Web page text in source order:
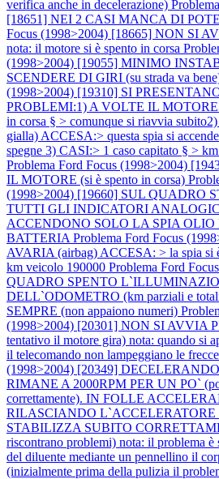
verifica anche in decelerazione)
[18651] NEI 2 CASI MANCA DI
Focus (1998>2004) [18665] NON SI
nota: il motore si è spento in corsa
(1998>2004) [19055] MINIMO
SCENDERE DI GIRI (su strada va
(1998>2004) [19310] SI
PROBLEMI:1) A VOLTE IL MOTORE
in corsa § > comunque si riavvia
gialla) ACCESA:> questa spia si
spegne 3) CASI:> 1 caso capitato § >
Problema Ford Focus (1998>2004)
IL MOTORE (si è spento in corsa)
(1998>2004) [19660] SUL QUADRO
TUTTI GLI INDICATORI
ACCENDONO SOLO LA SPIA
BATTERIA Problema Ford Focus
AVARIA (airbag) ACCESA: > la spia si
km veicolo 190000 Problema Ford
QUADRO SPENTO
DELL`ODOMETRO (km parziali e
SEMPRE (non appaiono numeri)
(1998>2004) [20301] NON SI AVVIA
tentativo il motore gira) nota: quando si
il telecomando non lampeggiano le frecce
(1998>2004) [20349]
RIMANE A 2000RPM PER UN PO`
correttamente). IN FOLLE
RILASCIANDO
STABILIZZA SUBITO
riscontrano problemi) nota: il problema è
del diluente mediante un pennellino il
(inizialmente prima della pulizia il